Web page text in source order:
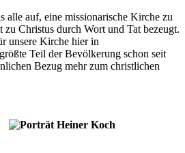
alle auf, eine missionarische Kirche zu
Christus durch Wort und Tat bezeugt.
unsere Kirche hier in
Teil der Bevölkerung schon seit
Bezug mehr zum christlichen